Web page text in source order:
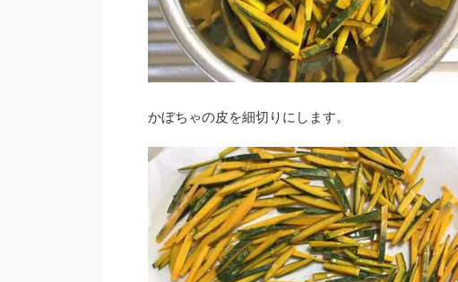
かぼちゃの皮を細切りにします。